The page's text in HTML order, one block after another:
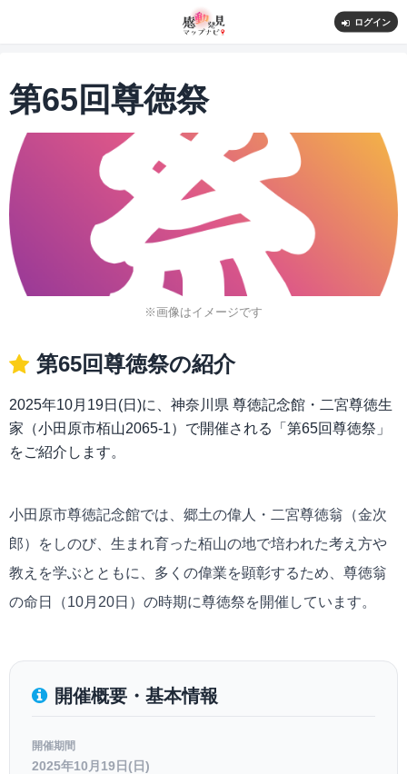
ログイン
第65回尊徳祭
※画像はイメージです
第65回尊徳祭の紹介
2025年10月19日(日)に、神奈川県 尊徳記念館・二宮尊徳生
家（小田原市栢山2065-1）で開催される「第65回尊徳祭」
をご紹介します。
小田原市尊徳記念館では、郷土の偉人・二宮尊徳翁（金次
郎）をしのび、生まれ育った栢山の地で培われた考え方や
教えを学ぶとともに、多くの偉業を顕彰するため、尊徳翁
の命日（10月20日）の時期に尊徳祭を開催しています。
開催概要・基本情報
開催期間
2025年10月19日(日)